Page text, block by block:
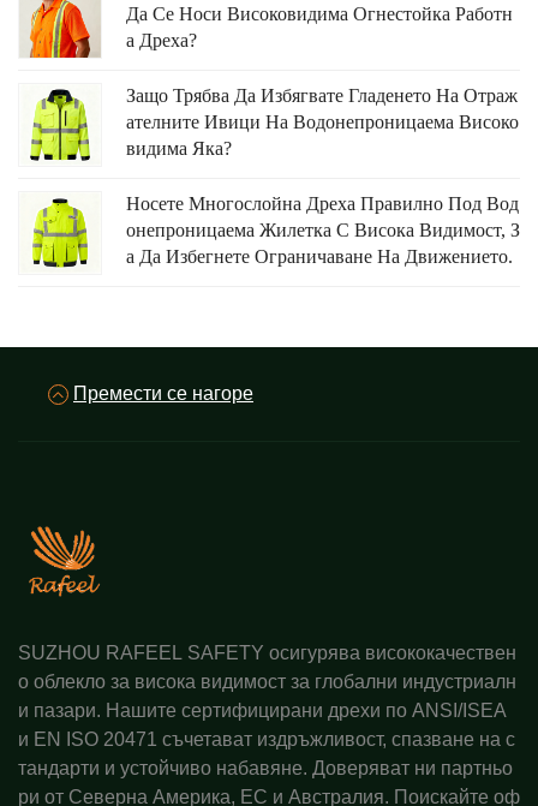
Да Се Носи Високовидима Огнестойка Работн
А Дреха?
Защо Трябва Да Избягвате Гладенето На Отраж
Ателните Ивици На Водонепроницаема Високо
Видима Яка?
Носете Многослойна Дреха Правилно Под Вод
Онепроницаема Жилетка С Висока Видимост, З
А Да Избегнете Ограничаване На Движението.
Премести се нагоре
SUZHOU RAFEEL SAFETY осигурява висококачествен
о облекло за висока видимост за глобални индустриалн
и пазари. Нашите сертифицирани дрехи по ANSI/ISEA
и EN ISO 20471 съчетават издръжливост, спазване на с
тандарти и устойчиво набавяне. Доверяват ни партньо
ри от Северна Америка, ЕС и Австралия. Поискайте оф